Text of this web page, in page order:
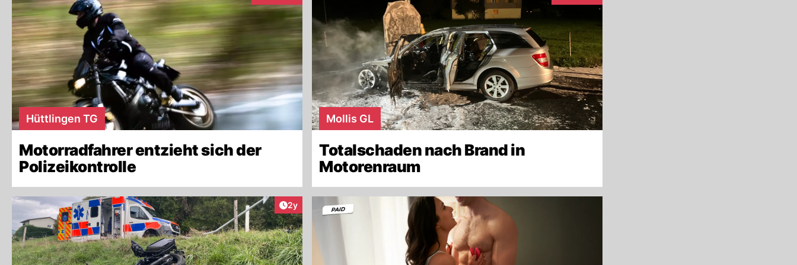
Hüttlingen TG
Motorradfahrer entzieht sich der
Polizeikontrolle
Mollis GL
Totalschaden nach Brand in
Motorenraum
Artikel veröffentlicht:
2y